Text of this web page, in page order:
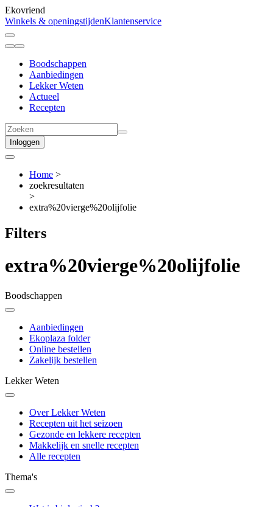
Ekovriend
Winkels & openingstijdenKlantenservice
Boodschappen
Aanbiedingen
Lekker Weten
Actueel
Recepten
Inloggen
Home >
zoekresultaten
>
extra%20vierge%20olijfolie
Filters
extra%20vierge%20olijfolie
Boodschappen
Aanbiedingen
Ekoplaza folder
Online bestellen
Zakelijk bestellen
Lekker Weten
Over Lekker Weten
Recepten uit het seizoen
Gezonde en lekkere recepten
Makkelijk en snelle recepten
Alle recepten
Thema's